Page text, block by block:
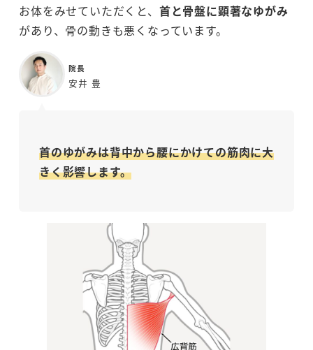
お体をみせていただくと、 首と骨盤に顕著なゆがみ
があり、骨の動きも悪くなっています。
院長
安井 豊
首のゆがみは背中から腰にかけての筋肉に大
きく影響します。